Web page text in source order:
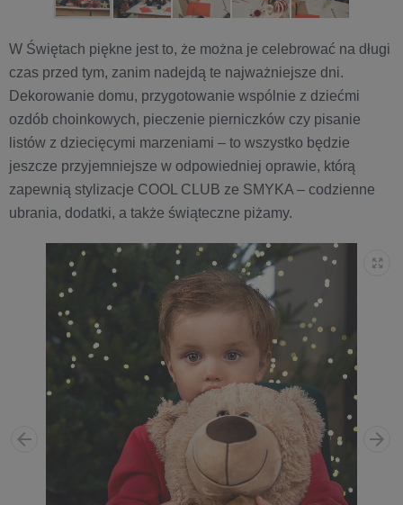
W Świętach piękne jest to, że można je celebrować na długi
czas przed tym, zanim nadejdą te najważniejsze dni.
Dekorowanie domu, przygotowanie wspólnie z dziećmi
ozdób choinkowych, pieczenie pierniczków czy pisanie
listów z dziecięcymi marzeniami – to wszystko będzie
jeszcze przyjemniejsze w odpowiedniej oprawie, którą
zapewnią stylizacje COOL CLUB ze SMYKA – codzienne
ubrania, dodatki, a także świąteczne piżamy.